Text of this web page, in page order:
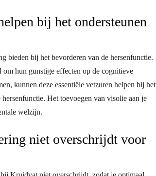
bij het ondersteunen
bieden bij het bevorderen van de hersenfunctie.
hun gunstige effecten op de cognitieve
kunnen deze essentiële vetzuren helpen bij het
Het toevoegen van visolie aan je
welzijn.
niet overschrijdt voor